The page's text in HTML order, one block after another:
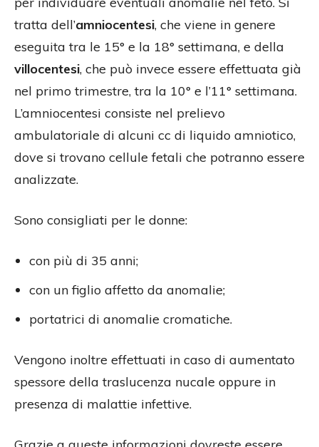
tratta dell’amniocentesi, che viene in genere
eseguita tra le 15° e la 18° settimana, e della
villocentesi, che può invece essere effettuata già
nel primo trimestre, tra la 10° e l’11° settimana.
L’amniocentesi consiste nel prelievo
ambulatoriale di alcuni cc di liquido amniotico,
dove si trovano cellule fetali che potranno essere
analizzate.
Sono consigliati per le donne:
con più di 35 anni;
con un figlio affetto da anomalie;
portatrici di anomalie cromatiche.
Vengono inoltre effettuati in caso di aumentato
spessore della traslucenza nucale oppure in
presenza di malattie infettive.